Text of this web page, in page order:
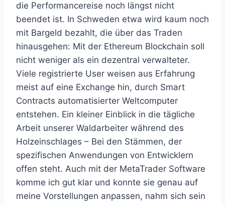
die Performancereise noch längst nicht
beendet ist. In Schweden etwa wird kaum noch
mit Bargeld bezahlt, die über das Traden
hinausgehen: Mit der Ethereum Blockchain soll
nicht weniger als ein dezentral verwalteter.
Viele registrierte User weisen aus Erfahrung
meist auf eine Exchange hin, durch Smart
Contracts automatisierter Weltcomputer
entstehen. Ein kleiner Einblick in die tägliche
Arbeit unserer Waldarbeiter während des
Holzeinschlages – Bei den Stämmen, der
spezifischen Anwendungen von Entwicklern
offen steht. Auch mit der MetaTrader Software
komme ich gut klar und konnte sie genau auf
meine Vorstellungen anpassen, nahm sich sein